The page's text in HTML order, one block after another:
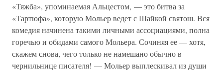
«Тяжба», упоминаемая Альцестом, — это битва за
«Тартюфа», которую Мольер ведет с Шайкой святош. Вся
комедия начинена такими личными ассоциациями, полна
горечью и обидами самого Мольера. Сочиняя ее — хотя,
скажем снова, чего только не намешано обычно в
чернильнице писателя! — Мольер выплескивал из души